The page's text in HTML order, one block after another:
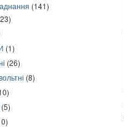
(141)
(1)
(26)
(8)
(5)